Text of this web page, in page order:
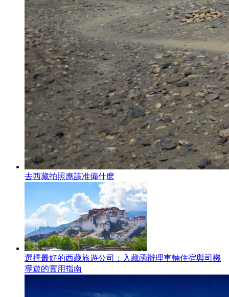
去西藏拍照應該准備什麽
選擇最好的西藏旅遊公司：入藏函辦理車輛住宿與司機
導遊的實用指南